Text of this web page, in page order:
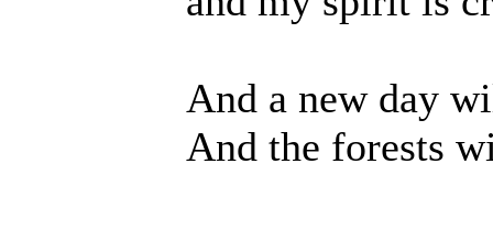
And a new day
And the forests